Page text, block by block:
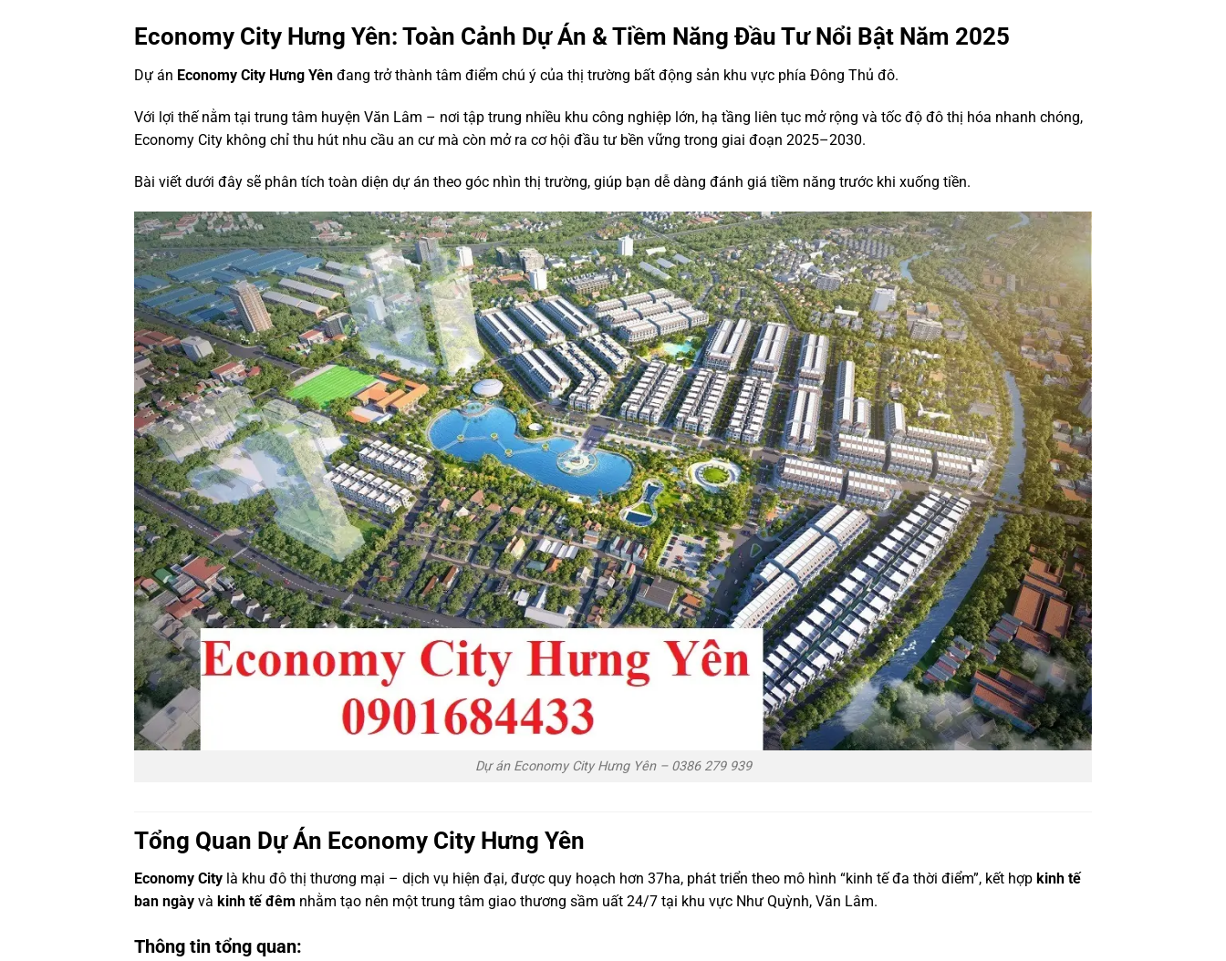
Economy City Hưng Yên: Toàn Cảnh Dự Án & Tiềm Năng Đầu Tư Nổi Bật Năm 2025
Dự án Economy City Hưng Yên đang trở thành tâm điểm chú ý của thị trường bất động sản khu vực phía Đông Thủ đô.
Với lợi thế nằm tại trung tâm huyện Văn Lâm – nơi tập trung nhiều khu công nghiệp lớn, hạ tầng liên tục mở rộng và tốc độ đô thị hóa nhanh chóng,
Economy City không chỉ thu hút nhu cầu an cư mà còn mở ra cơ hội đầu tư bền vững trong giai đoạn 2025–2030.
Bài viết dưới đây sẽ phân tích toàn diện dự án theo góc nhìn thị trường, giúp bạn dễ dàng đánh giá tiềm năng trước khi xuống tiền.
Dự án Economy City Hưng Yên – 0386 279 939
Tổng Quan Dự Án Economy City Hưng Yên
Economy City là khu đô thị thương mại – dịch vụ hiện đại, được quy hoạch hơn 37ha, phát triển theo mô hình “kinh tế đa thời điểm”, kết hợp kinh tế
ban ngày và kinh tế đêm nhằm tạo nên một trung tâm giao thương sầm uất 24/7 tại khu vực Như Quỳnh, Văn Lâm.
Thông tin tổng quan: